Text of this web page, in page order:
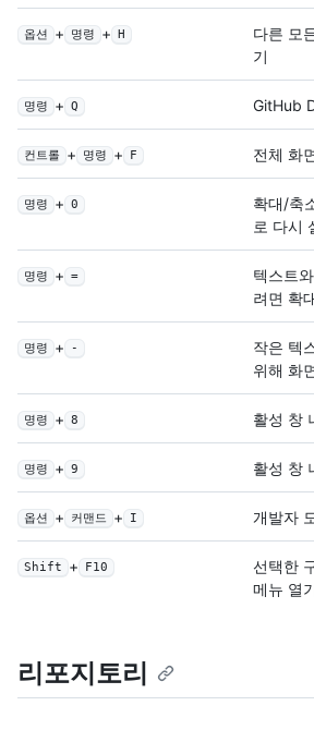
옵션 + 명령 + H
다른 모
기
명령 + Q GitHub
컨트롤 + 명령 + F 전체 화
명령 + 0
확대/축
로 다시
명령 + =
텍스트
려면 확
명령 + -
작은 텍
위해 화
명령 + 8 활성 창
명령 + 9 활성 창
옵션 + 커맨드 + I 개발자
Shift + F10
선택한
메뉴 열
리포지토리